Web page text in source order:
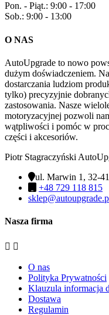
Pon. - Piąt.: 9:00 - 17:00
Sob.: 9:00 - 13:00
O NAS
AutoUpgrade to nowo
dużym doświadczeniem.
dostarczania ludziom
tylko) precyzyjnie
zastosowania. Nasze
motoryzacyjnej pozwoli
wątpliwości i pomóc w
części i akcesoriów.
Piotr Stagraczyński
ul. Marwin 1, 32-
+48 729 118 815
Nasza firma
 
O nas
Polityka Prywatności
Klauzula informacja
Dostawa
Regulamin